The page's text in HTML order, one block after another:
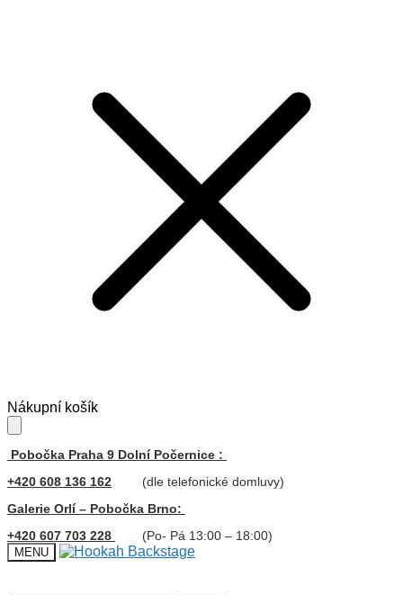
Skip
to
navigation
Skip
to
content
Nákupní košík
Pobočka Praha 9 Dolní Počernice :
+420 608 136 162
(dle telefonické domluvy)
Galerie Orlí – Pobočka Brno:
+420 607 703 228
(Po- Pá 13:00 – 18:00)
MENU